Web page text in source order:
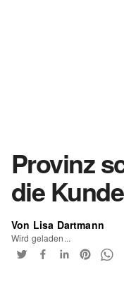
Provinz
die
Von Lisa Dartmann
Wird geladen...